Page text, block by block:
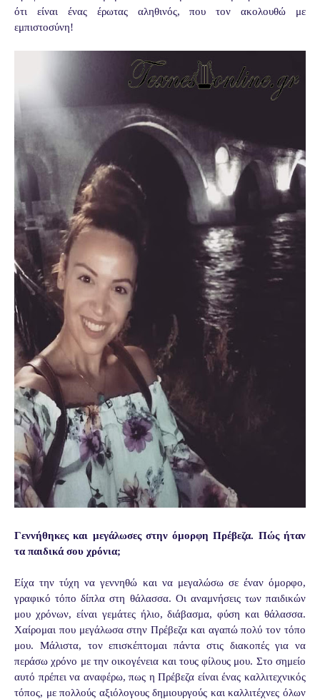
ότι είναι ένας έρωτας αληθινός, που τον ακολουθώ με
εμπιστοσύνη!
Γεννήθηκες και μεγάλωσες στην όμορφη Πρέβεζα. Πώς ήταν
τα παιδικά σου χρόνια;
Είχα την τύχη να γεννηθώ και να μεγαλώσω σε έναν όμορφο,
γραφικό τόπο δίπλα στη θάλασσα. Οι αναμνήσεις των παιδικών
μου χρόνων, είναι γεμάτες ήλιο, διάβασμα, φύση και θάλασσα.
Χαίρομαι που μεγάλωσα στην Πρέβεζα και αγαπώ πολύ τον τόπο
μου. Μάλιστα, τον επισκέπτομαι πάντα στις διακοπές για να
περάσω χρόνο με την οικογένεια και τους φίλους μου. Στο σημείο
αυτό πρέπει να αναφέρω, πως η Πρέβεζα είναι ένας καλλιτεχνικός
τόπος, με πολλούς αξιόλογους δημιουργούς και καλλιτέχνες όλων